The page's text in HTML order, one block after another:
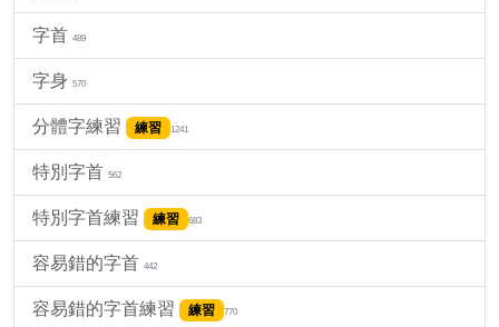
字首 489
字身 570
分體字練習 練習 1241
特別字首 562
特別字首練習 練習 683
容易錯的字首 442
容易錯的字首練習 練習 770